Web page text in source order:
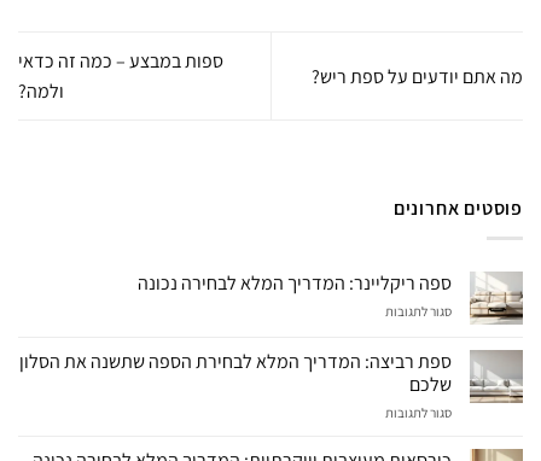
מה אתם יודעים על ספת ריש?
ספות במבצע – כמה זה כדאי
ולמה?
פוסטים אחרונים
ספה ריקליינר: המדריך המלא לבחירה נכונה
סגור לתגובות
המדריך
לבחירה
ספת רביצה: המדריך המלא לבחירת הספה שתשנה את הסלון
שלכם
סגור לתגובות
רביצה: